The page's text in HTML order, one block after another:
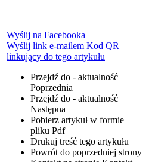
Wyślij na Facebooka
Wyślij link e-mailem Kod QR
linkujący do tego artykułu
Przejdź do - aktualność
Poprzednia
Przejdź do - aktualność
Następna
Pobierz artykuł w formie
pliku Pdf
Drukuj treść tego artykułu
Powrót do poprzedniej strony